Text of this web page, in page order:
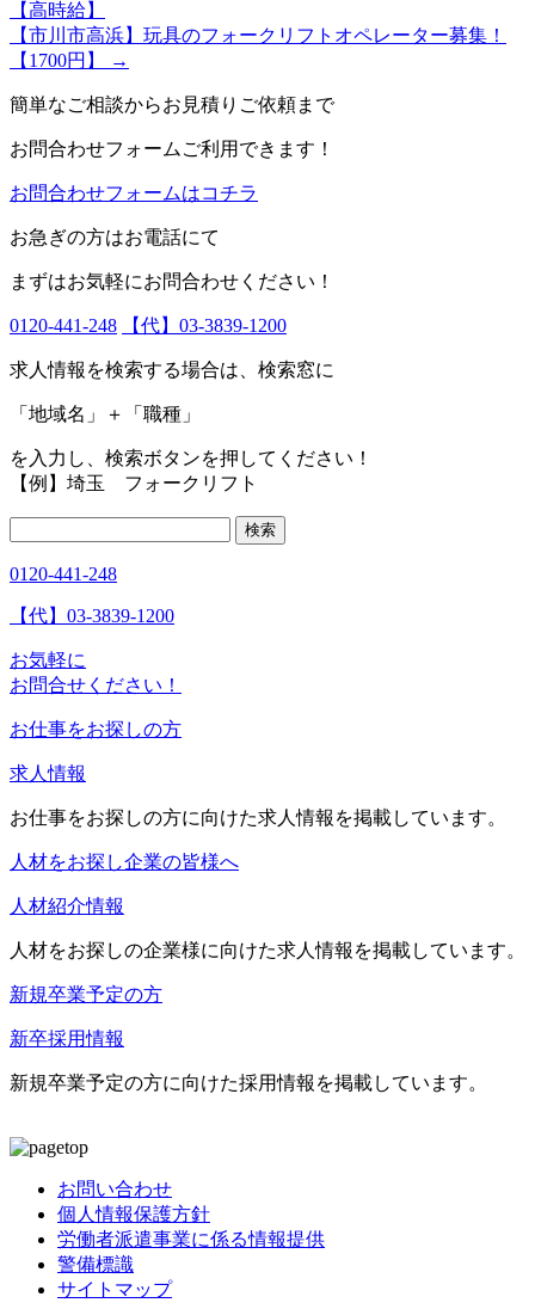
【高時給】
【市川市高浜】玩具のフォークリフトオペレーター募集！
【1700円】
→
簡単なご相談からお見積りご依頼まで
お問合わせフォームご利用できます！
お問合わせフォームはコチラ
お急ぎの方はお電話にて
まずはお気軽にお問合わせください！
0120-441-248 【代】03-3839-1200
求人情報を検索する場合は、検索窓に
「地域名」＋「職種」
を入力し、 検索ボタンを押してください！
【例】埼玉 フォークリフト
0120-441-248
【代】03-3839-1200
お気軽に
お問合せください！
お仕事をお探しの方
求人情報
お仕事をお探しの方に向けた求人情報を掲載しています。
人材をお探し企業の皆様へ
人材紹介情報
人材をお探しの企業様に向けた求人情報を掲載しています。
新規卒業予定の方
新卒採用情報
新規卒業予定の方に向けた採用情報を掲載しています。
お問い合わせ
個人情報保護方針
労働者派遣事業に係る情報提供
警備標識
サイトマップ